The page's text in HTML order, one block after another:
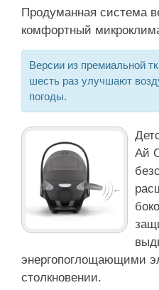
Продуманная система
комфортный
Версии из премиальной
шесть раз улучшают
погоды.
Ай
энергопоглощающими
столкновении.